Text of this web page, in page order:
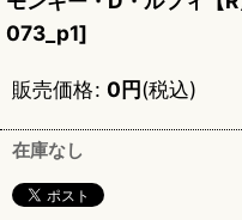
073_p1]
販売価格: 0円(税込)
在庫なし